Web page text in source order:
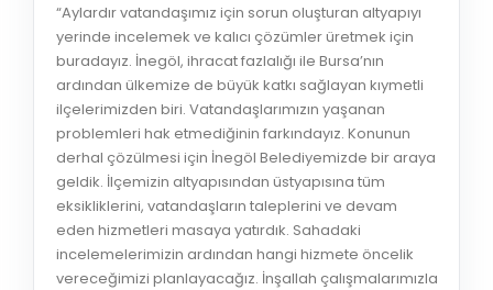
“Aylardır vatandaşımız için sorun oluşturan altyapıyı
yerinde incelemek ve kalıcı çözümler üretmek için
buradayız. İnegöl, ihracat fazlalığı ile Bursa’nın
ardından ülkemize de büyük katkı sağlayan kıymetli
ilçelerimizden biri. Vatandaşlarımızın yaşanan
problemleri hak etmediğinin farkındayız. Konunun
derhal çözülmesi için İnegöl Belediyemizde bir araya
geldik. İlçemizin altyapısından üstyapısına tüm
eksikliklerini, vatandaşların taleplerini ve devam
eden hizmetleri masaya yatırdık. Sahadaki
incelemelerimizin ardından hangi hizmete öncelik
vereceğimizi planlayacağız. İnşallah çalışmalarımızla